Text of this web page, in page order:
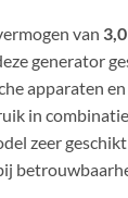
van
generator
apparaten
in
zeer